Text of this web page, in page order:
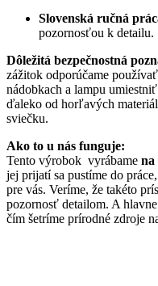
Slovenská ručná
pozornosťou k detailu.
Dôležitá bezpečnostná
zážitok odporúčame
nádobkach a lampu
ďaleko od horľavých
sviečku.
Ako to u nás funguje:
Tento výrobok vyrábame na
jej prijatí sa pustíme do
pre vás. Veríme, že takéto
pozornosť detailom. A
čím šetríme prírodné zdroje